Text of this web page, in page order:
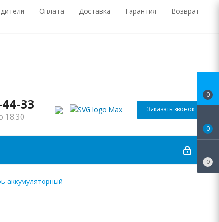
Оплата Доставка Гарантия Возврат
33
18.30
Заказать звонок
аккумуляторный
0
0
0